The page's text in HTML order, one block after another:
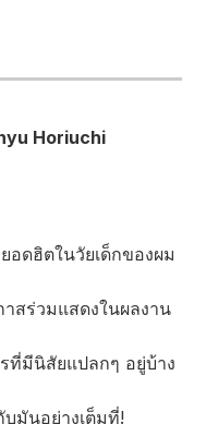
Horiuchi
อดฮิตในวัยเด็กของผม
าสร่วมแสดงในผลงาน
ที่มีนิสัยแปลกๆ อยู่บ้าง
มันอย่างเต็มที่!